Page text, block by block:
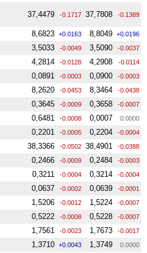
37,4479 -0.1717 37,7808 -0.1389
8,6823 +0.0163 8,8049 +0.0196
3,5033 -0.0049 3,5090 -0.0037
4,2814 -0.0128 4,2908 -0.0114
0,0891 -0.0003 0,0900 -0.0003
8,2620 -0.0453 8,3464 -0.0438
0,3645 -0.0009 0,3658 -0.0007
0,6481 -0.0008 0,0007 0.0000
0,2201 -0.0005 0,2204 -0.0004
38,3366 -0.0502 38,4901 -0.0388
0,2466 -0.0009 0,2484 -0.0003
0,3211 -0.0004 0,3214 -0.0004
0,0637 -0.0002 0,0639 -0.0001
1,5206 -0.0012 1,5224 -0.0007
0,5222 -0.0008 0,5228 -0.0007
1,7561 -0.0023 1,7673 -0.0017
1,3710 +0.0043 1,3749 0.0000